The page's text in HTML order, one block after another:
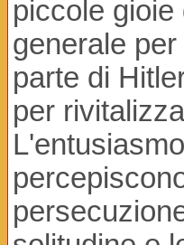
piccole
generale
parte di
per